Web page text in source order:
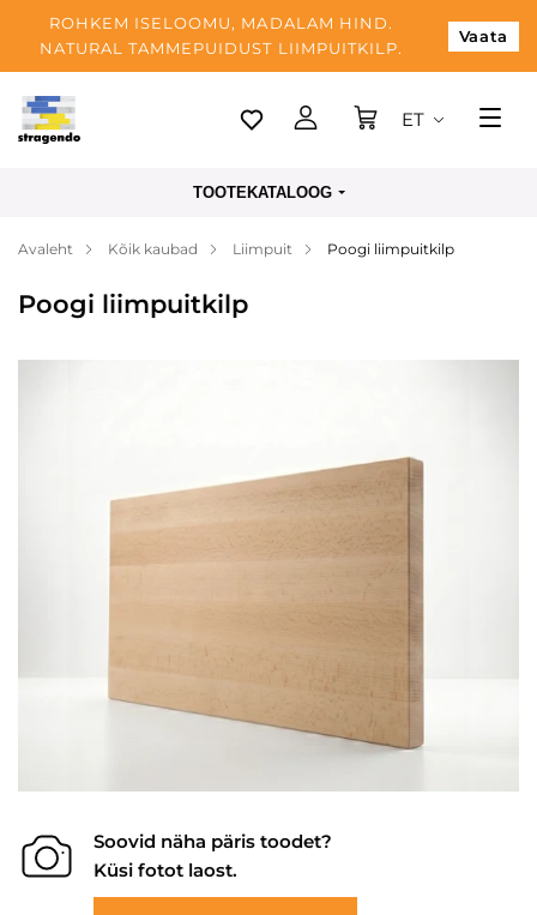
ROHKEM ISELOOMU, MADALAM HIND.
NATURAL TAMMEPUIDUST LIIMPUITKILP.
Vaata
Tallinn
Makse
Meist
ET
TOOTEKATALOOG
Avaleht Kõik kaubad Liimpuit Poogi liimpuitkilp
Poogi liimpuitkilp
Soovid näha päris toodet?
Küsi fotot laost.